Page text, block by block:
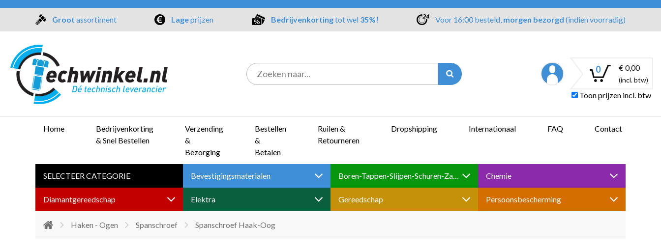
Groot assortiment Lageprijzen Bedrijvenkortingtot wel 35%! Voor 16:00 besteld, morgen bezorgd (indien voorradig)
0 € 0,00
(incl. btw)
Toon prijzen incl. btw
Home
Bedrijvenkorting
& Snel Bestellen
Verzending
&
Bezorging
Bestellen
&
Betalen
Ruilen &
Retourneren
Dropshipping Internationaal FAQ Contact
SELECTEER CATEGORIE Bevestigingsmaterialen Boren-Tappen-Slijpen-Schuren-Zagen Chemie
Diamantgereedschap Elektra Gereedschap Persoonsbescherming
Haken - Ogen Spanschroef Spanschroef Haak-Oog